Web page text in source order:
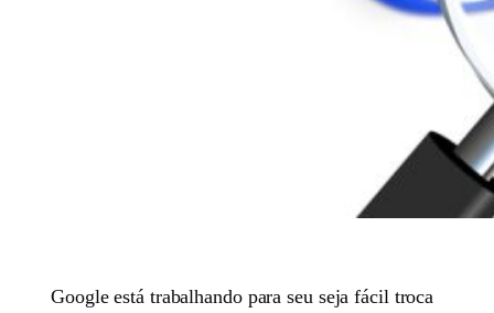
Google está trabalhando para seu seja fácil troca